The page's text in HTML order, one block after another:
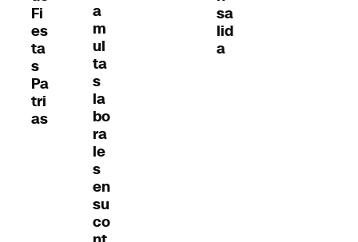
Fi
es
ta
s
Pa
tri
as
a
m
ul
ta
s
la
bo
ra
le
s
en
su
co
sa
lid
a